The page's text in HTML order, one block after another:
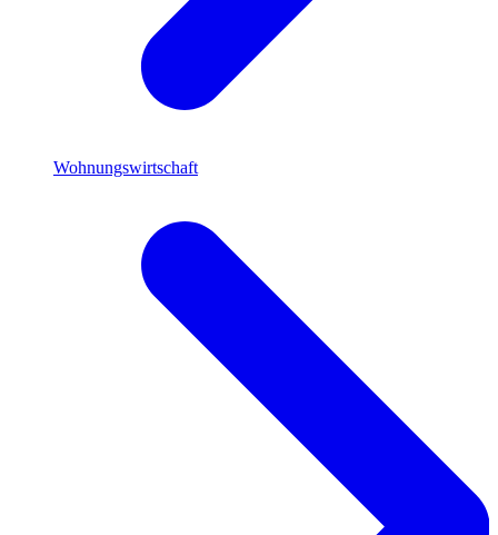
Wohnungswirtschaft